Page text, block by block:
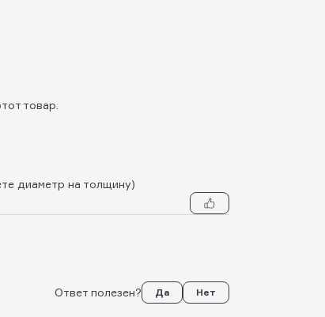
товар.
диаметр на толщину)
Ответ полезен?
Да Нет